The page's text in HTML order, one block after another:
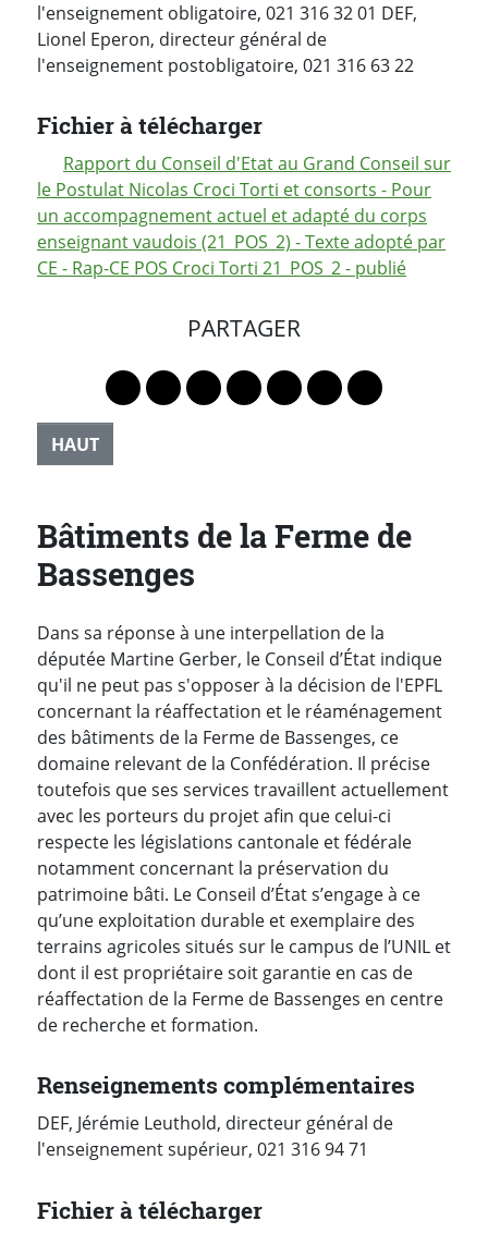
l'enseignement obligatoire, 021 316 32 01 DEF,
Lionel Eperon, directeur général de
l'enseignement postobligatoire, 021 316 63 22
Fichier à télécharger
Rapport du Conseil d'Etat au Grand Conseil sur
le Postulat Nicolas Croci Torti et consorts - Pour
un accompagnement actuel et adapté du corps
enseignant vaudois (21_POS_2) - Texte adopté par
CE - Rap-CE POS Croci Torti 21_POS_2 - publié
PARTAGER
Lien vers le profil Mastodon
Lien vers le profil Bluesky
Lien vers le profil Instagram
Lien vers le profil Linkedin
Lien vers le profil
Lien vers le profil
Partager par
HAUT
Bâtiments de la Ferme de
Bassenges
Dans sa réponse à une interpellation de la
députée Martine Gerber, le Conseil d’État indique
qu'il ne peut pas s'opposer à la décision de l'EPFL
concernant la réaffectation et le réaménagement
des bâtiments de la Ferme de Bassenges, ce
domaine relevant de la Confédération. Il précise
toutefois que ses services travaillent actuellement
avec les porteurs du projet afin que celui-ci
respecte les législations cantonale et fédérale
notamment concernant la préservation du
patrimoine bâti. Le Conseil d’État s’engage à ce
qu’une exploitation durable et exemplaire des
terrains agricoles situés sur le campus de l’UNIL et
dont il est propriétaire soit garantie en cas de
réaffectation de la Ferme de Bassenges en centre
de recherche et formation.
Renseignements complémentaires
DEF, Jérémie Leuthold, directeur général de
l'enseignement supérieur, 021 316 94 71
Fichier à télécharger